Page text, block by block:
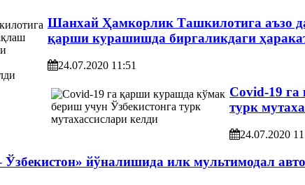
Шанхай Ҳамкорлик Ташкилотига аъзо
қарши курашишда биргаликдаги
24.07.2020 11:51
Сovid-19 га
турк
24.07.2020
Ўзбекистон» йўналишида илк мультимодал